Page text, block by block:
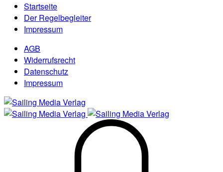
Startseite
Der Regelbegleiter
Impressum
AGB
Widerrufsrecht
Datenschutz
Impressum